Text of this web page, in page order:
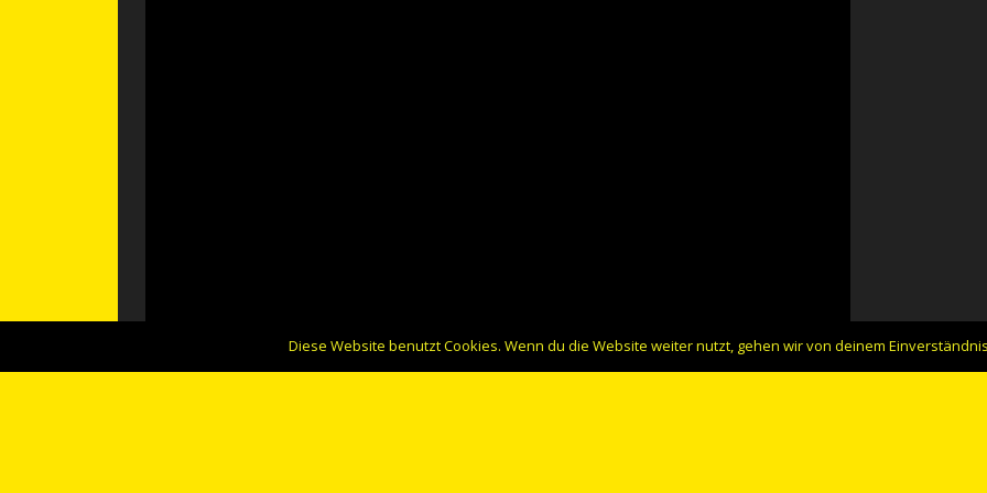
Diese Website benutzt Cookies. Wenn du die Website weiter nutzt, gehen wir von deinem